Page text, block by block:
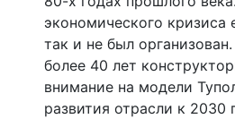
экономического кризиса
так и не был
более 40 лет
внимание на модели
развития отрасли к 2030